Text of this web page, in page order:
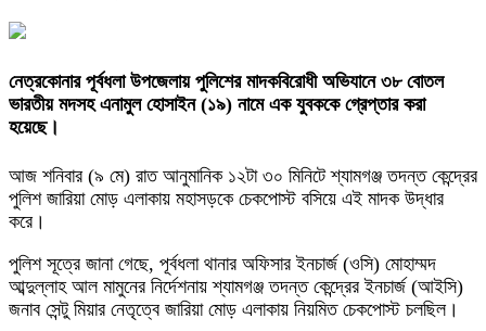
নেত্রকোনার পূর্বধলা উপজেলায় পুলিশের মাদকবিরোধী অভিযানে ৩৮ বোতল
ভারতীয় মদসহ এনামুল হোসাইন (১৯) নামে এক যুবককে গ্রেপ্তার করা
হয়েছে।
আজ শনিবার (৯ মে) রাত আনুমানিক ১২টা ৩০ মিনিটে শ্যামগঞ্জ তদন্ত কেন্দ্রের
পুলিশ জারিয়া মোড় এলাকায় মহাসড়কে চেকপোস্ট বসিয়ে এই মাদক উদ্ধার
করে।
পুলিশ সূত্রে জানা গেছে, পূর্বধলা থানার অফিসার ইনচার্জ (ওসি) মোহাম্মদ
আব্দুল্লাহ আল মামুনের নির্দেশনায় শ্যামগঞ্জ তদন্ত কেন্দ্রের ইনচার্জ (আইসি)
জনাব সেন্টু মিয়ার নেতৃত্বে জারিয়া মোড় এলাকায় নিয়মিত চেকপোস্ট চলছিল।